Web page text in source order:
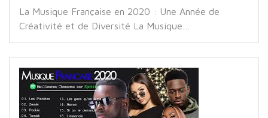
La Musique Française en 2020 : Une Année de
Créativité et de Diversité La Musique…